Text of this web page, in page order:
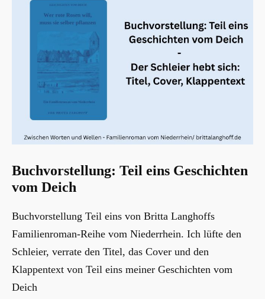
Buchvorstellung: Teil eins Geschichten
vom Deich
Buchvorstellung Teil eins von Britta Langhoffs
Familienroman-Reihe vom Niederrhein. Ich lüfte den
Schleier, verrate den Titel, das Cover und den
Klappentext von Teil eins meiner Geschichten vom
Deich